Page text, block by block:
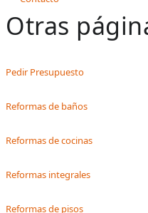
Otras
Pedir Presupuesto
Reformas de baños
Reformas de cocinas
Reformas integrales
Reformas de pisos